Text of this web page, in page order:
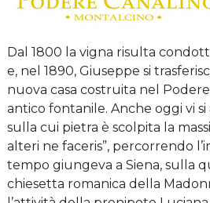
Dal 1800 la vigna risulta
e, nel 1890, Giuseppe si
nuova casa costruita nel
antico fontanile. Anche oggi vi
sulla cui pietra è scolpita la
alteri ne faceris”, percorrendo
tempo giungeva a Siena, sulla
chiesetta romanica della